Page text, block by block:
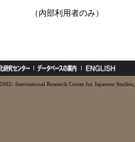
（内部利用者のみ）
International Research Center for Japanese